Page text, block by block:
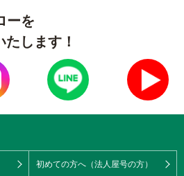
ーを
します！
初めての方へ（法人屋号の方）